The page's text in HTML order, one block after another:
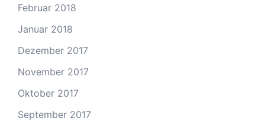
Februar 2018
Januar 2018
Dezember 2017
November 2017
Oktober 2017
September 2017